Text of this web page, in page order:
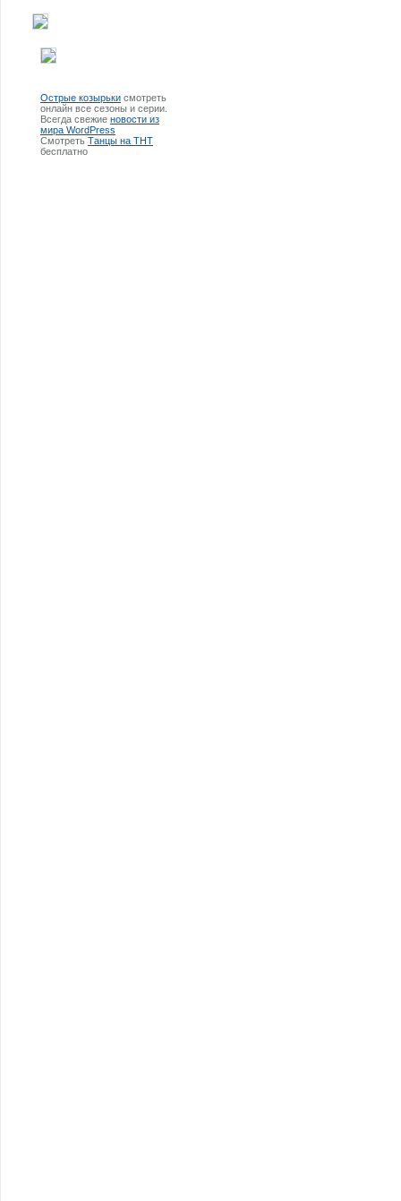
Острые козырьки смотреть
онлайн все сезоны и серии.
Всегда свежие новости из
мира WordPress
Смотреть Танцы на ТНТ
бесплатно